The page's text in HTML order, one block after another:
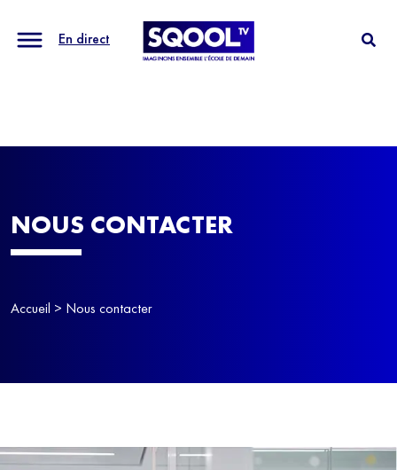
En direct
NOUS CONTACTER
Accueil > Nous contacter